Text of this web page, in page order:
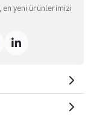
en yeni ürünlerimizi